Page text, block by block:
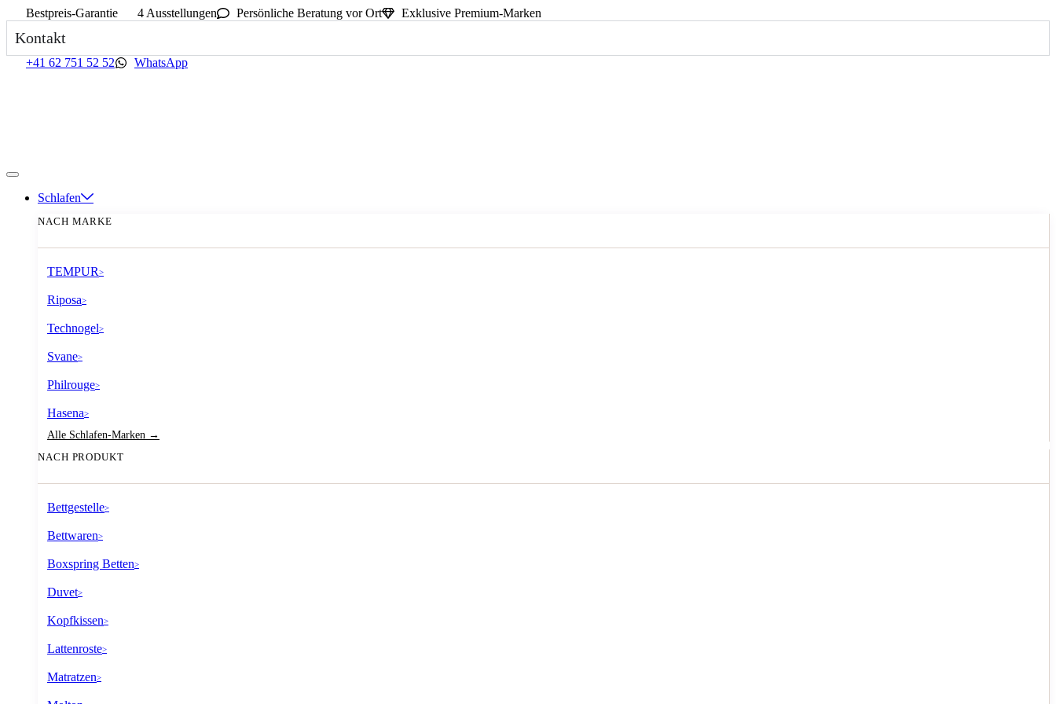
Bestpreis-Garantie 4 Ausstellungen Persönliche Beratung vor Ort Exklusive Premium-Marken
Kontakt
+41 62 751 52 52 WhatsApp
Schlafen
NACH MARKE
TEMPUR>
Riposa>
Technogel>
Svane>
Philrouge>
Hasena>
Alle Schlafen-Marken →
NACH PRODUKT
Bettgestelle>
Bettwaren>
Boxspring Betten>
Duvet>
Kopfkissen>
Lattenroste>
Matratzen>